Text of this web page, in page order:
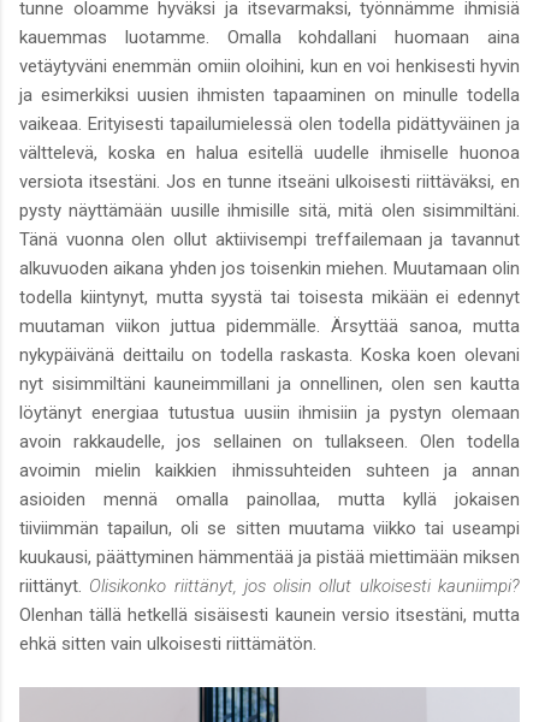
tunne oloamme hyväksi ja itsevarmaksi, työnnämme ihmisiä
kauemmas luotamme. Omalla kohdallani huomaan aina
vetäytyväni enemmän omiin oloihini, kun en voi henkisesti hyvin
ja esimerkiksi uusien ihmisten tapaaminen on minulle todella
vaikeaa. Erityisesti tapailumielessä olen todella pidättyväinen ja
välttelevä, koska en halua esitellä uudelle ihmiselle huonoa
versiota itsestäni. Jos en tunne itseäni ulkoisesti riittäväksi, en
pysty näyttämään uusille ihmisille sitä, mitä olen sisimmiltäni.
Tänä vuonna olen ollut aktiivisempi treffailemaan ja tavannut
alkuvuoden aikana yhden jos toisenkin miehen. Muutamaan olin
todella kiintynyt, mutta syystä tai toisesta mikään ei edennyt
muutaman viikon juttua pidemmälle. Ärsyttää sanoa, mutta
nykypäivänä deittailu on todella raskasta. Koska koen olevani
nyt sisimmiltäni kauneimmillani ja onnellinen, olen sen kautta
löytänyt energiaa tutustua uusiin ihmisiin ja pystyn olemaan
avoin rakkaudelle, jos sellainen on tullakseen. Olen todella
avoimin mielin kaikkien ihmissuhteiden suhteen ja annan
asioiden mennä omalla painollaa, mutta kyllä jokaisen
tiiviimmän tapailun, oli se sitten muutama viikko tai useampi
kuukausi, päättyminen hämmentää ja pistää miettimään miksen
riittänyt. Olisikonko riittänyt, jos olisin ollut ulkoisesti kauniimpi?
Olenhan tällä hetkellä sisäisesti kaunein versio itsestäni, mutta
ehkä sitten vain ulkoisesti riittämätön.